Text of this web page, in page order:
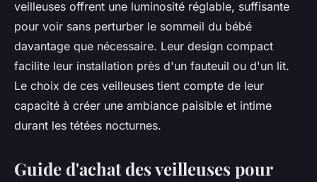
veilleuses offrent une luminosité réglable, suffisante
pour voir sans perturber le sommeil du bébé
davantage que nécessaire. Leur design compact
facilite leur installation près d'un fauteuil ou d'un lit.
Le choix de ces veilleuses tient compte de leur
capacité à créer une ambiance paisible et intime
durant les tétées nocturnes.
Guide d'achat des veilleuses pour